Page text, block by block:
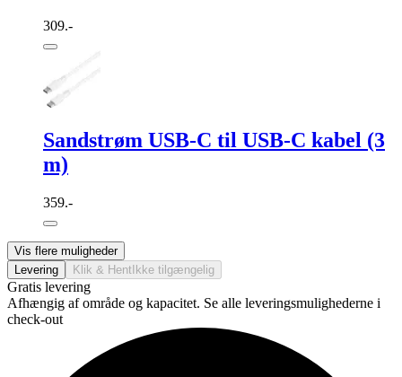
309.-
Sandstrøm USB-C til USB-C kabel (3
m)
359.-
Vis flere muligheder
Levering
Klik & Hent Ikke tilgængelig
Gratis levering
Afhængig af område og kapacitet. Se alle leveringsmulighederne i
check-out